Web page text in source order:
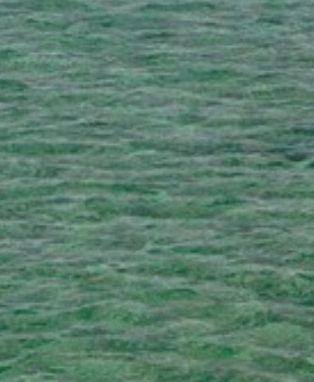
CÔTÉ MER
ANIMATIONS
CHOEUR DE FESTIVITÉS
DÉVELOPPEMENT DURABLE